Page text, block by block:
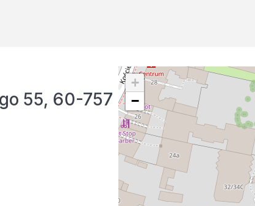
55, 60-757
+
−